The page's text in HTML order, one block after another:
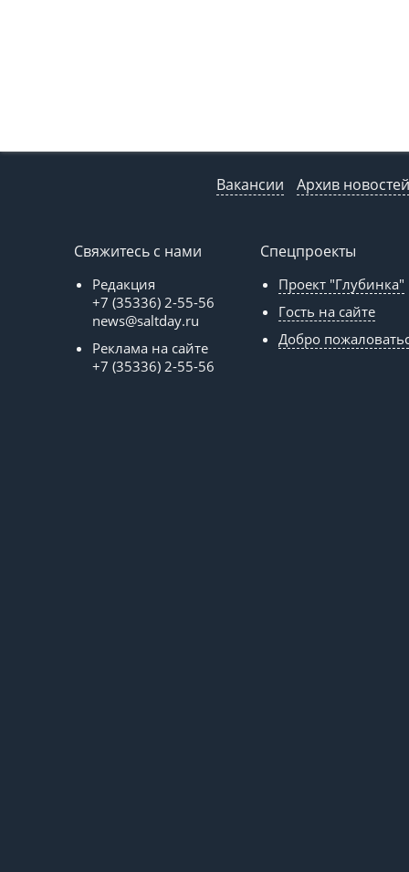
Вакансии Архив новостей
Свяжитесь с нами
Редакция
+7 (35336) 2-55-56
news@saltday.ru
Реклама на сайте
+7 (35336) 2-55-56
Спецпроекты
Проект "Глубинка"
Гость на сайте
Добро